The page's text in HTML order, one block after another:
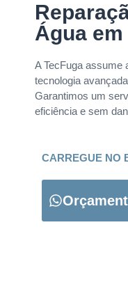
Água
A TecFuga assume
tecnologia
Garantimos um
eficiência e sem
CARREGUE NO